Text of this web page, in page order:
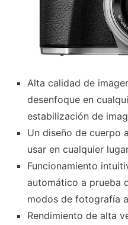
Alta calidad de
desenfoque en
estabilización de
Un diseño de cuerpo
usar en cualquier
Funcionamiento
automático a prueba
modos de fotografía
Rendimiento de alta